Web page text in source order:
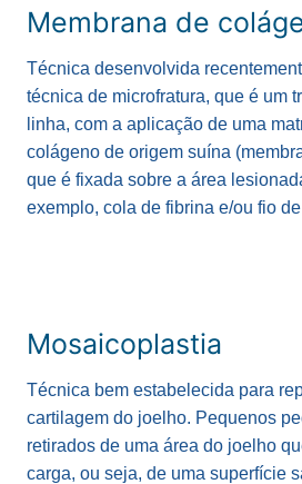
Membrana de
Técnica desenvolvida
técnica de microfratura, que é um
linha, com a aplicação de uma
colágeno de origem suína
que é fixada sobre a área
exemplo, cola de fibrina e/ou fio
Mosaicoplastia
Técnica bem estabelecida para
cartilagem do joelho. Pequenos
retirados de uma área do joelho
carga, ou seja, de uma superfície